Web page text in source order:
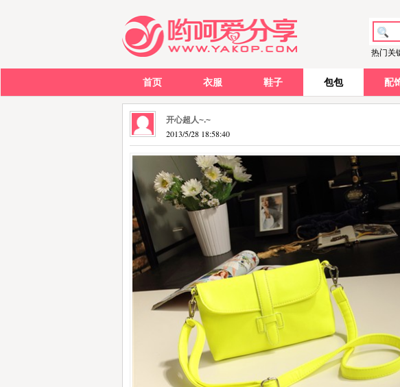
热门关
首页 衣服 鞋子 包包 配
开心超人~.~
2013/5/28 18:58:40